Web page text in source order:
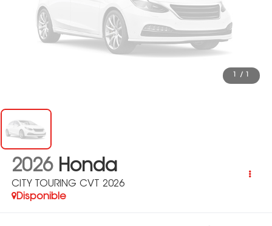
/
2026 Honda
CITY TOURING CVT 2026
Disponible